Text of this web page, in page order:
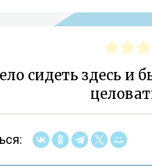
сидеть здесь и